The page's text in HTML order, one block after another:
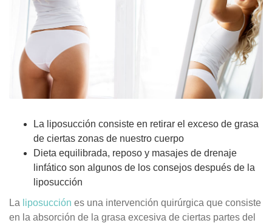
La liposucción consiste en retirar el exceso de grasa
de ciertas zonas de nuestro cuerpo
Dieta equilibrada, reposo y masajes de drenaje
linfático son algunos de los consejos después de la
liposucción
La liposucción es una intervención quirúrgica que consiste
en la absorción de la grasa excesiva de ciertas partes del